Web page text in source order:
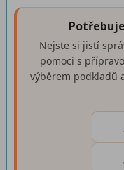
Nejste si jistí
pomoci s
výběrem podkladů